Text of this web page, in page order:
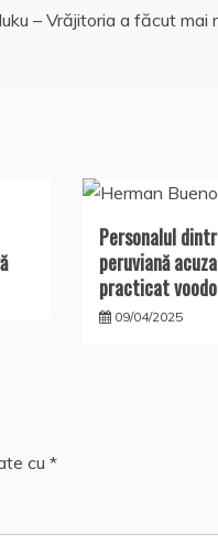
– Vrăjitoria a făcut mai
Personalul
peruviană
practicat
09/04/2025
cu *